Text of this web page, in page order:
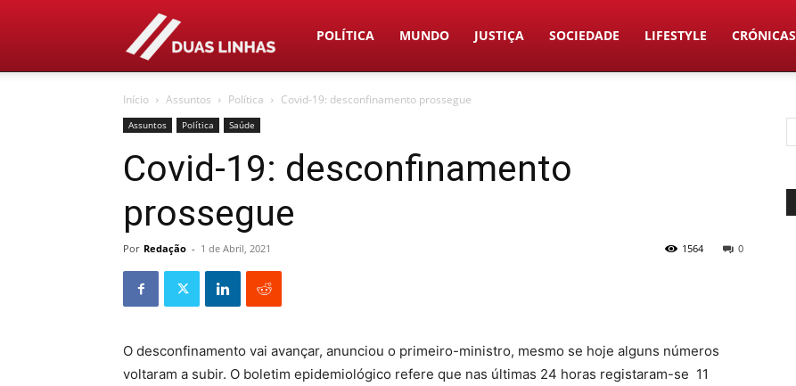
Duas
Linhas
POLÍTICA MUNDO JUSTIÇA SOCIEDADE LIFESTYLE CRÓNICAS
Início Assuntos Política Covid-19: desconfinamento prossegue
Assuntos Política Saúde
Covid-19: desconfinamento
prossegue
Por Redação - 1 de Abril, 2021 0
1564
O desconfinamento vai avançar, anunciou o primeiro-ministro, mesmo se hoje alguns números
voltaram a subir. O boletim epidemiológico refere que nas últimas 24 horas registaram-se 11